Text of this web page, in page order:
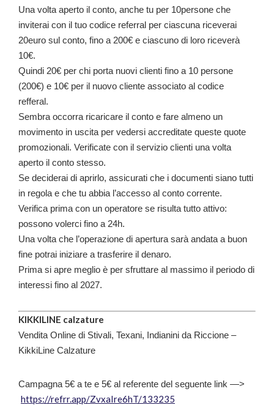
Una volta aperto il conto, anche tu per 10persone che
inviterai con il tuo codice referral per ciascuna riceverai
20euro sul conto, fino a 200€ e ciascuno di loro riceverà
10€.
Quindi 20€ per chi porta nuovi clienti fino a 10 persone
(200€) e 10€ per il nuovo cliente associato al codice
refferal.
Sembra occorra ricaricare il conto e fare almeno un
movimento in uscita per vedersi accreditate queste quote
promozionali. Verificate con il servizio clienti una volta
aperto il conto stesso.
Se deciderai di aprirlo, assicurati che i documenti siano tutti
in regola e che tu abbia l’accesso al conto corrente.
Verifica prima con un operatore se risulta tutto attivo:
possono volerci fino a 24h.
Una volta che l’operazione di apertura sarà andata a buon
fine potrai iniziare a trasferire il denaro.
Prima si apre meglio è per sfruttare al massimo il periodo di
interessi fino al 2027.
KIKKILINE calzature
Vendita Online di Stivali, Texani, Indianini da Riccione –
KikkiLine Calzature
Campagna 5€ a te e 5€ al referente del seguente link —>
https://refrr.app/ZvxaIre6hT/133235